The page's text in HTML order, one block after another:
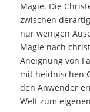
Magie. Die
zwischen
nur wenigen
Magie nach
Aneignung von
mit heidnischen
den Anwender
Welt zum